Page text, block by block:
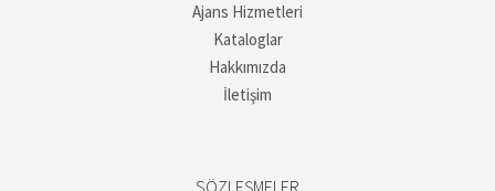
Ajans Hizmetleri
Kataloglar
Hakkımızda
İletişim
SÖZLEŞMELER